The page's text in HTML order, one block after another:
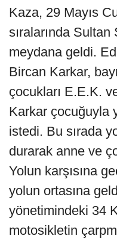
Kaza, 29 Mayıs
sıralarında
meydana geldi.
Bircan Karkar,
çocukları E.E.K.
Karkar çocuğuyla
istedi. Bu sırada
durarak anne ve
Yolun karşısına
yolun ortasına
yönetimindeki 34
motosikletin